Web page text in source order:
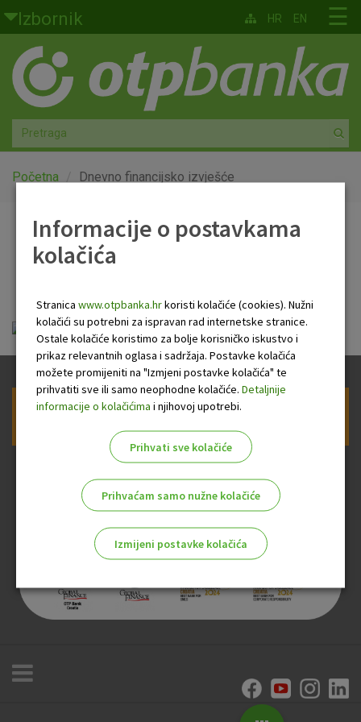
Skoči na glavni sadržaj
Izbornik
Građani
Privatno bankarstvo
Agro
Mala poduzeća i obrtnici
Globalna tržišta
O nama
☰
HR EN
Početna Dnevno financijsko izvješće
Dnevno financijsko
Dnevno financijsko izvješće.pdf
Prijava na newsletter OTP banke
Informacije o postavkama
kolačića
Stranica www.otpbanka.hrkoristi kolačiće (cookies). Nužni
kolačići su potrebni za ispravan rad internetske stranice.
Ostale kolačiće koristimo za bolje korisničko iskustvo i
prikaz relevantnih oglasa i sadržaja. Postavke kolačića
možete promijeniti na "Izmjeni postavke kolačića" te
prihvatiti sve ili samo neophodne kolačiće. Detaljnije
informacije o kolačićima i njihovoj upotrebi.
Prihvati sve kolačiće
Prihvaćam samo nužne kolačiće
Izmijeni postavke kolačića
Nužni kolačići